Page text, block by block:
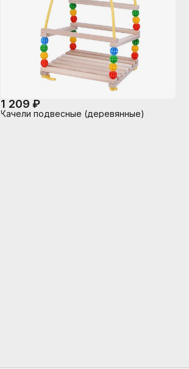
1 209 ₽
Качели подвесные (деревянные)